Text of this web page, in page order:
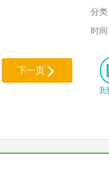
分类
时间
下一页